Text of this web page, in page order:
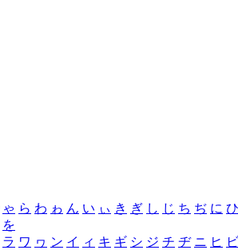
ゃ ら わ ゎ ん い ぃ き ぎ し じ ち ぢ に ひ
を
ラ ワ ヮ ン イ ィ キ ギ シ ジ チ ヂ ニ ヒ ビ